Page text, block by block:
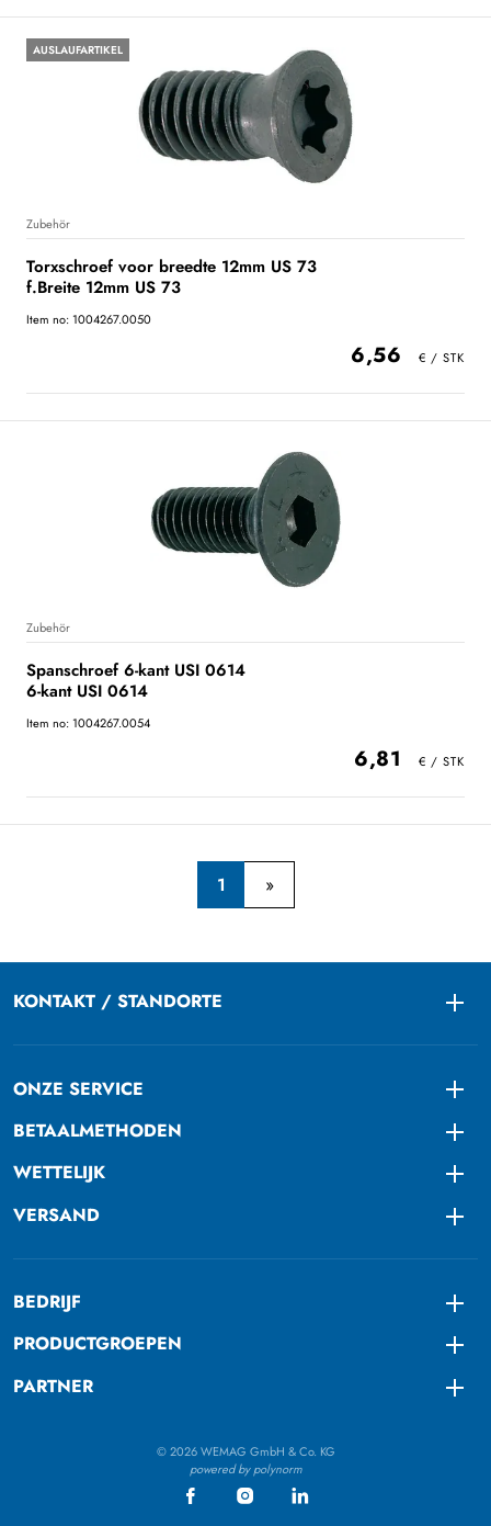
AUSLAUFARTIKEL
Zubehör
Torxschroef voor breedte 12mm US 73
f.Breite 12mm US 73
Item no: 1004267.0050
6,56
Zubehör
Spanschroef 6-kant USI 0614
6-kant USI 0614
Item no: 1004267.0054
6,81
1
KONTAKT / STANDORTE
ONZE SERVICE
BETAALMETHODEN
WETTELIJK
VERSAND
BEDRIJF
PRODUCTGROEPEN
PARTNER
© 2026 WEMAG GmbH & Co. KG
powered by polynorm